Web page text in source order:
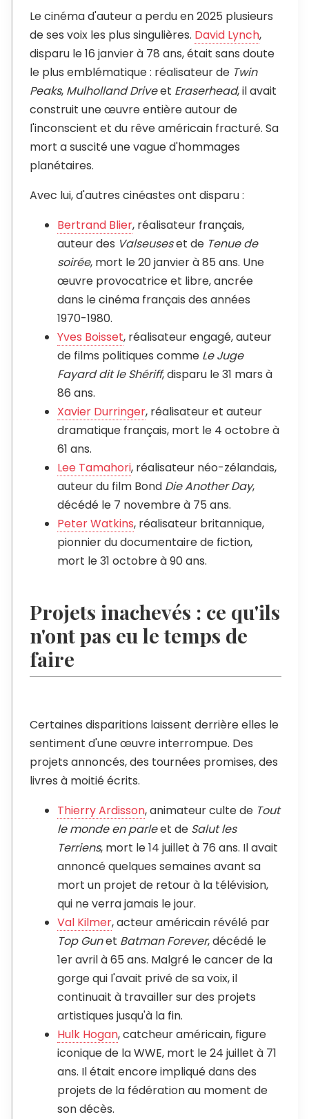
Le cinéma d'auteur a perdu en 2025 plusieurs
de ses voix les plus singulières. David Lynch,
disparu le 16 janvier à 78 ans, était sans doute
le plus emblématique : réalisateur de Twin
Peaks, Mulholland Driveet Eraserhead, il avait
construit une œuvre entière autour de
l'inconscient et du rêve américain fracturé. Sa
mort a suscité une vague d'hommages
planétaires.
Avec lui, d'autres cinéastes ont disparu :
Bertrand Blier, réalisateur français,
auteur des Valseuseset de Tenue de
soirée, mort le 20 janvier à 85 ans. Une
œuvre provocatrice et libre, ancrée
dans le cinéma français des années
1970-1980.
Yves Boisset, réalisateur engagé, auteur
de films politiques comme Le Juge
Fayard dit le Shériff, disparu le 31 mars à
86 ans.
Xavier Durringer, réalisateur et auteur
dramatique français, mort le 4 octobre à
61 ans.
Lee Tamahori, réalisateur néo-zélandais,
auteur du film Bond Die Another Day,
décédé le 7 novembre à 75 ans.
Peter Watkins, réalisateur britannique,
pionnier du documentaire de fiction,
mort le 31 octobre à 90 ans.
Projets inachevés : ce qu'ils
n'ont pas eu le temps de
faire
Certaines disparitions laissent derrière elles le
sentiment d'une œuvre interrompue. Des
projets annoncés, des tournées promises, des
livres à moitié écrits.
Thierry Ardisson, animateur culte de Tout
le monde en parleet de Salut les
Terriens, mort le 14 juillet à 76 ans. Il avait
annoncé quelques semaines avant sa
mort un projet de retour à la télévision,
qui ne verra jamais le jour.
Val Kilmer, acteur américain révélé par
Top Gunet Batman Forever, décédé le
1er avril à 65 ans. Malgré le cancer de la
gorge qui l'avait privé de sa voix, il
continuait à travailler sur des projets
artistiques jusqu'à la fin.
Hulk Hogan, catcheur américain, figure
iconique de la WWE, mort le 24 juillet à 71
ans. Il était encore impliqué dans des
projets de la fédération au moment de
son décès.